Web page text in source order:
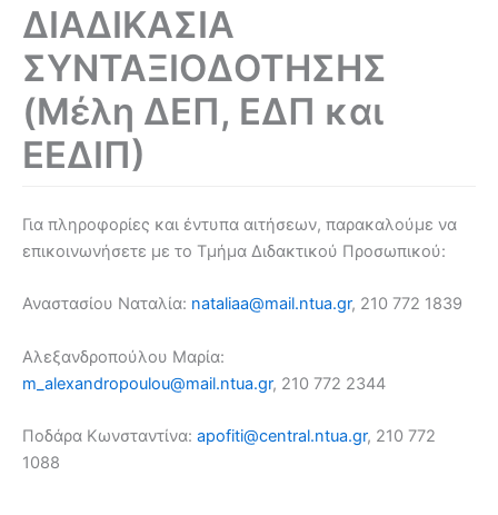
ΔΙΑΔΙΚΑΣΙΑ
ΣΥΝΤΑΞΙΟΔΟΤΗΣΗΣ
(Μέλη ΔΕΠ, ΕΔΠ και
ΕΕΔΙΠ)
Για πληροφορίες και έντυπα αιτήσεων, παρακαλούμε να
επικοινωνήσετε με το Τμήμα Διδακτικού Προσωπικού:
Αναστασίου Ναταλία: nataliaa@mail.ntua.gr, 210 772 1839
Αλεξανδροπούλου Μαρία:
m_alexandropoulou@mail.ntua.gr, 210 772 2344
Ποδάρα Κωνσταντίνα: apofiti@central.ntua.gr, 210 772
1088